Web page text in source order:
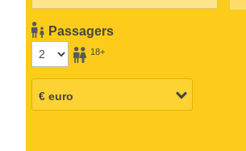
Passagers
18+